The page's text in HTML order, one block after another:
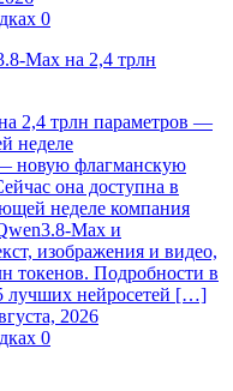
0
2,4 трлн параметров —
неделе
новую флагманскую
она доступна в
неделе компания
и
изображения и видео,
токенов. Подробности в
лучших нейросетей […]
2026
0